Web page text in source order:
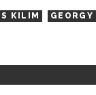
KILIM GEORGY